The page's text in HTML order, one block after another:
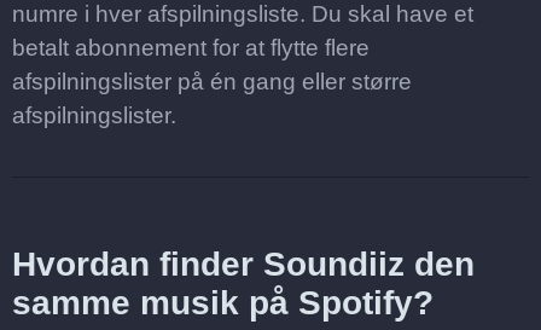
numre i hver afspilningsliste. Du skal have et
betalt abonnement for at flytte flere
afspilningslister på én gang eller større
afspilningslister.
Hvordan finder Soundiiz den
samme musik på Spotify?